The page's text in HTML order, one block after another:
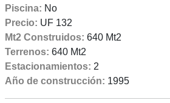
Piscina: No
Precio: UF 132
Mt2 Construidos: 640 Mt2
Terrenos: 640 Mt2
Estacionamientos: 2
Año de construcción: 1995